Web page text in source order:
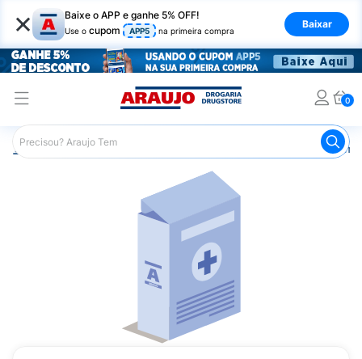
× Baixe o APP e ganhe 5% OFF!
Use o cupom APP5 na primeira compra
Baixar
0
Araujo Medicamentos